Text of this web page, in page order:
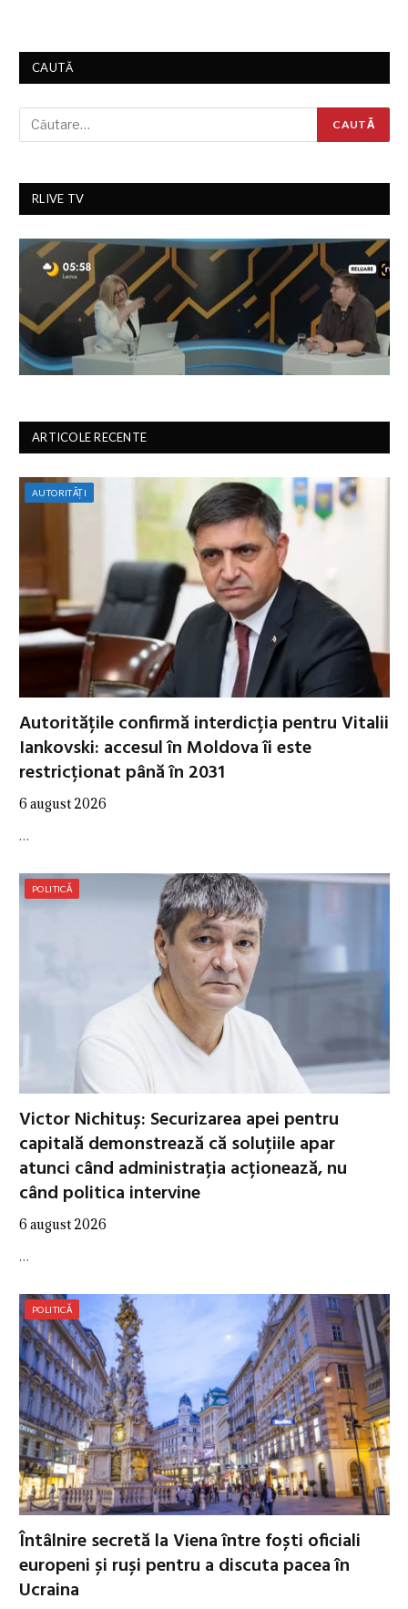
CAUTĂ
RLIVE TV
ARTICOLE RECENTE
AUTORITĂȚI
Autoritățile confirmă interdicția pentru Vitalii
Iankovski: accesul în Moldova îi este
restricționat până în 2031
6 august 2026
…
POLITICĂ
Victor Nichituș: Securizarea apei pentru
capitală demonstrează că soluțiile apar
atunci când administrația acționează, nu
când politica intervine
6 august 2026
…
POLITICĂ
Întâlnire secretă la Viena între foști oficiali
europeni și ruși pentru a discuta pacea în
Ucraina